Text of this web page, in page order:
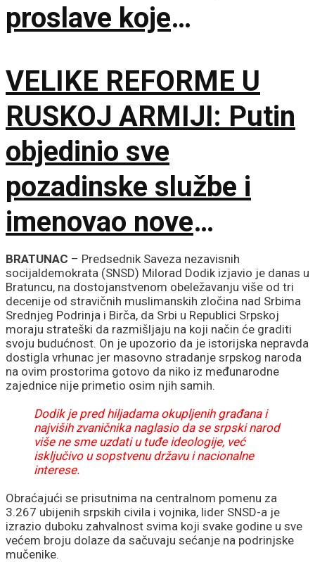
proslave koje
stradanje Srba
VELIKE REFORME U
RUSKOJ ARMIJI: Putin
objedinio sve
pozadinske službe i
imenovao nove
komandante na frontu!
BRATUNAC – Predsednik Saveza nezavisnih
socijaldemokrata (SNSD) Milorad Dodik izjavio je danas u
Bratuncu, na dostojanstvenom obeležavanju više od tri
decenije od stravičnih muslimanskih zločina nad Srbima
Srednjeg Podrinja i Birča, da Srbi u Republici Srpskoj
moraju strateški da razmišljaju na koji način će graditi
svoju budućnost. On je upozorio da je istorijska nepravda
dostigla vrhunac jer masovno stradanje srpskog naroda
na ovim prostorima gotovo da niko iz međunarodne
zajednice nije primetio osim njih samih.
Dodik je pred hiljadama okupljenih građana i
najviših zvaničnika naglasio da se srpski narod
više ne sme uzdati u tuđe ideologije, već
isključivo u sopstvenu državu i nacionalne
interese.
Obraćajući se prisutnima na centralnom pomenu za
3.267 ubijenih srpskih civila i vojnika, lider SNSD-a je
izrazio duboku zahvalnost svima koji svake godine u sve
većem broju dolaze da sačuvaju sećanje na podrinjske
mučenike.